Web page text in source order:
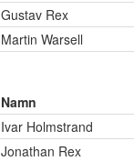
Gustav Rex
Martin Warsell
Namn
Ivar Holmstrand
Jonathan Rex